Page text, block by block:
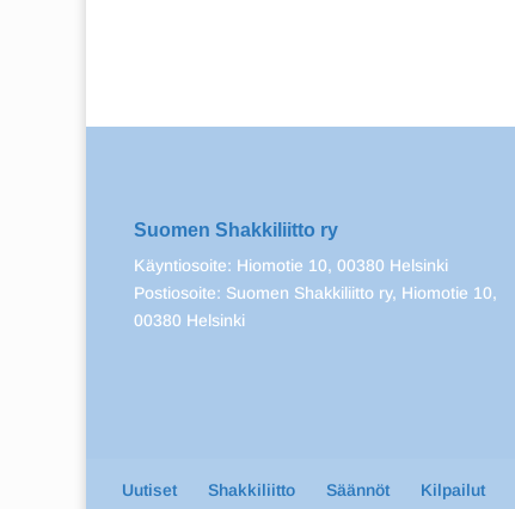
Suomen Shakkiliitto ry
Käyntiosoite: Hiomotie 10, 00380 Helsinki
Postiosoite: Suomen Shakkiliitto ry, Hiomotie 10,
00380 Helsinki
Uutiset Shakkiliitto Säännöt Kilpailut